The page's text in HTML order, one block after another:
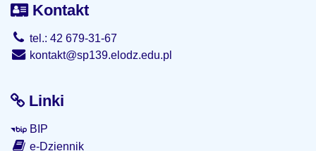
Kontakt
tel.: 42 679-31-67
kontakt@sp139.elodz.edu.pl
Linki
BIP
e-Dziennik